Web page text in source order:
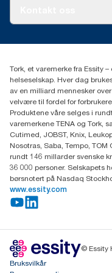
(+47) 22 70 62 00
Fredrik Selmers vei
0603 OSLO
Tork, et varemerke fra Essity
helseselskap. Hver dag
av en milliard mennesker
velvære til fordel for
Produktene våre selges i
varemerkene TENA og Tork,
Cutimed, JOBST, Knix,
Nosotras, Saba, Tempo,
rundt 146 millarder svenske
36 000 personer. Selskapets
børsnotert på Nasdaq
www.essity.com
© Essity
Bruksvilkår